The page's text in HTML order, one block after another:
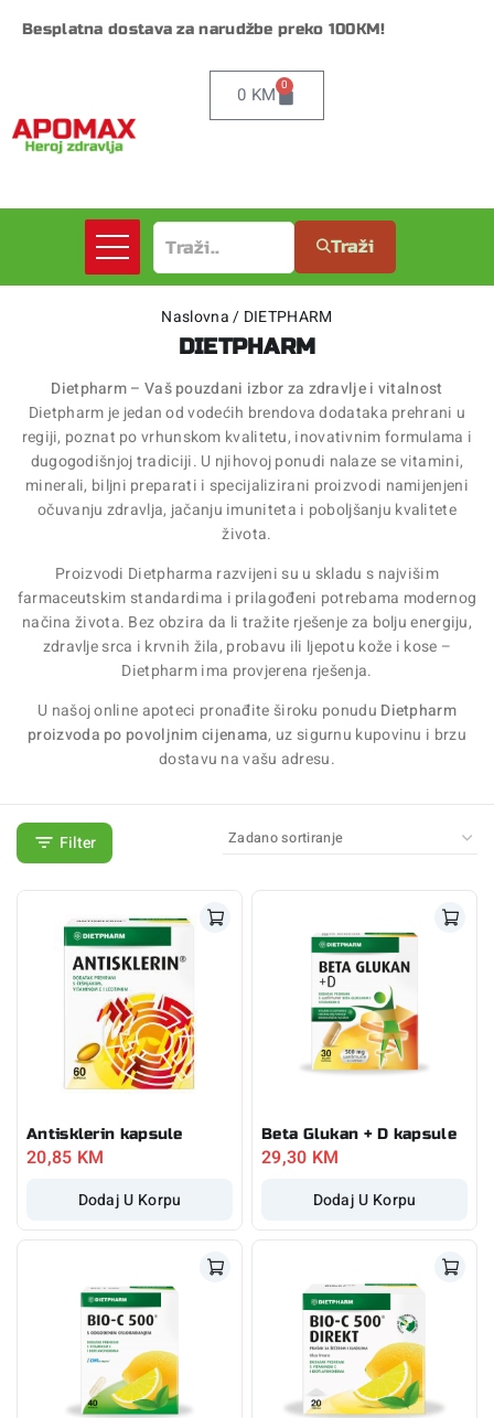
Besplatna dostava za narudžbe preko 100KM!
0 KM 0
Traži
Naslovna/ DIETPHARM
DIETPHARM
Dietpharm – Vaš pouzdani izbor za zdravlje i vitalnost
Dietpharm je jedan od vodećih brendova dodataka prehrani u
regiji, poznat po vrhunskom kvalitetu, inovativnim formulama i
dugogodišnjoj tradiciji. U njihovoj ponudi nalaze se vitamini,
minerali, biljni preparati i specijalizirani proizvodi namijenjeni
očuvanju zdravlja, jačanju imuniteta i poboljšanju kvalitete
života.
Proizvodi Dietpharma razvijeni su u skladu s najvišim
farmaceutskim standardima i prilagođeni potrebama modernog
načina života. Bez obzira da li tražite rješenje za bolju energiju,
zdravlje srca i krvnih žila, probavu ili ljepotu kože i kose –
Dietpharm ima provjerena rješenja.
U našoj online apoteci pronađite široku ponudu Dietpharm
proizvoda po povoljnim cijenama, uz sigurnu kupovinu i brzu
dostavu na vašu adresu.
Filter
Antisklerin kapsule
20,85 KM
Dodaj U Korpu
Beta Glukan + D kapsule
29,30 KM
Dodaj U Korpu